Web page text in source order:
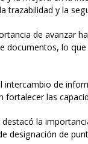
y la
de avanzar
lo
de
las
la
designación de